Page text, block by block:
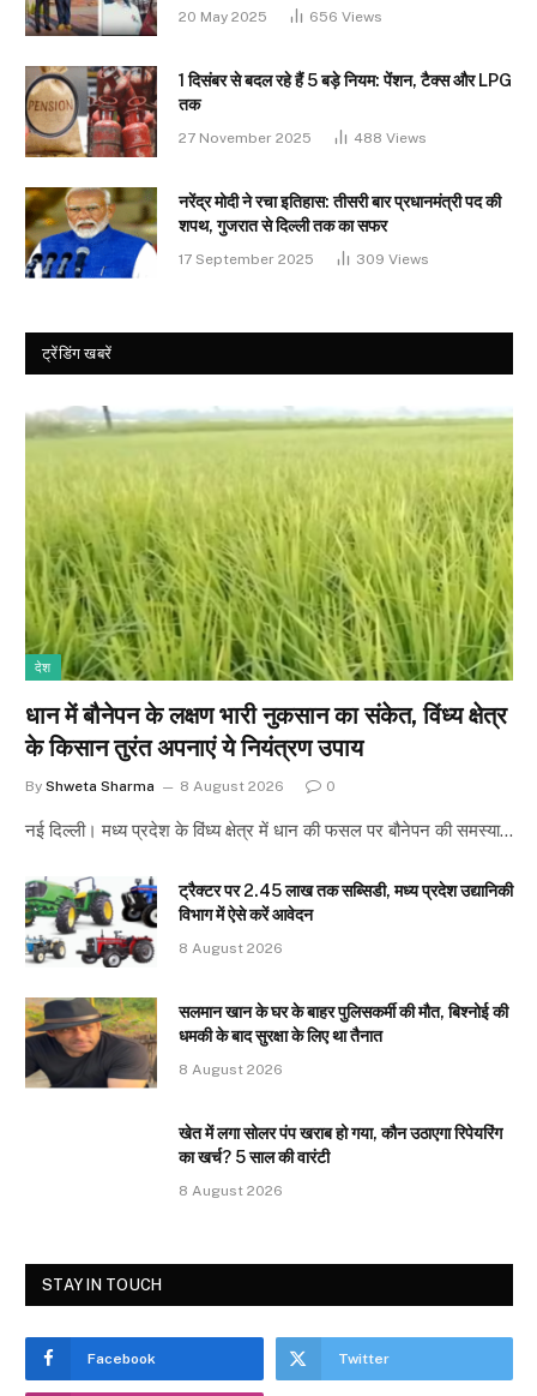
20 May 2025 656 Views
1 दिसंबर से बदल रहे हैं 5 बड़े नियम: पेंशन, टैक्स और LPG
तक
27 November 2025 488 Views
नरेंद्र मोदी ने रचा इतिहास: तीसरी बार प्रधानमंत्री पद की
शपथ, गुजरात से दिल्ली तक का सफर
17 September 2025 309 Views
ट्रेंडिंग खबरें
देश
धान में बौनेपन के लक्षण भारी नुकसान का संकेत, विंध्य क्षेत्र
के किसान तुरंत अपनाएं ये नियंत्रण उपाय
By Shweta Sharma 8 August 2026 0
नई दिल्ली। मध्य प्रदेश के विंध्य क्षेत्र में धान की फसल पर बौनेपन की समस्या…
ट्रैक्टर पर 2.45 लाख तक सब्सिडी, मध्य प्रदेश उद्यानिकी
विभाग में ऐसे करें आवेदन
8 August 2026
सलमान खान के घर के बाहर पुलिसकर्मी की मौत, बिश्नोई की
धमकी के बाद सुरक्षा के लिए था तैनात
8 August 2026
खेत में लगा सोलर पंप खराब हो गया, कौन उठाएगा रिपेयरिंग
का खर्च? 5 साल की वारंटी
8 August 2026
STAY IN TOUCH
Facebook Twitter